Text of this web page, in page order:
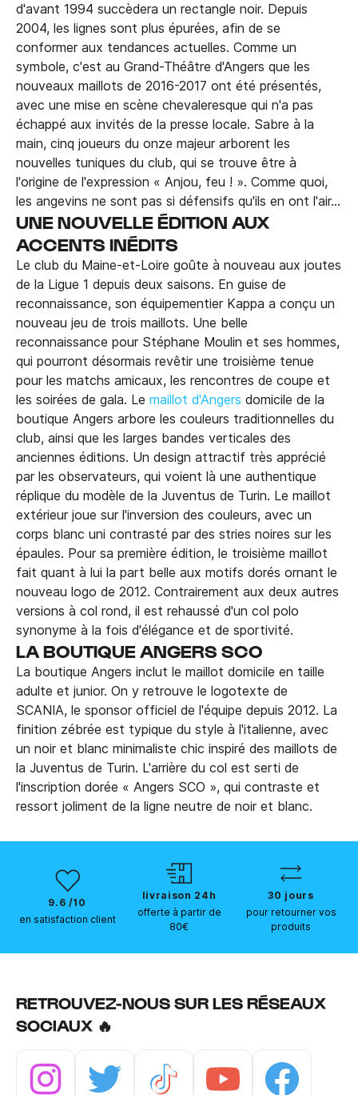
d'avant 1994 succèdera un rectangle noir. Depuis
2004, les lignes sont plus épurées, afin de se
conformer aux tendances actuelles. Comme un
symbole, c'est au Grand-Théâtre d'Angers que les
nouveaux maillots de 2016-2017 ont été présentés,
avec une mise en scène chevaleresque qui n'a pas
échappé aux invités de la presse locale. Sabre à la
main, cinq joueurs du onze majeur arborent les
nouvelles tuniques du club, qui se trouve être à
l'origine de l'expression « Anjou, feu ! ». Comme quoi,
les angevins ne sont pas si défensifs qu'ils en ont l'air…
UNE NOUVELLE ÉDITION AUX
ACCENTS INÉDITS
Le club du Maine-et-Loire goûte à nouveau aux joutes
de la Ligue 1 depuis deux saisons. En guise de
reconnaissance, son équipementier Kappa a conçu un
nouveau jeu de trois maillots. Une belle
reconnaissance pour Stéphane Moulin et ses hommes,
qui pourront désormais revêtir une troisième tenue
pour les matchs amicaux, les rencontres de coupe et
les soirées de gala. Le maillot d'Angers domicile de la
boutique Angers arbore les couleurs traditionnelles du
club, ainsi que les larges bandes verticales des
anciennes éditions. Un design attractif très apprécié
par les observateurs, qui voient là une authentique
réplique du modèle de la Juventus de Turin. Le maillot
extérieur joue sur l'inversion des couleurs, avec un
corps blanc uni contrasté par des stries noires sur les
épaules. Pour sa première édition, le troisième maillot
fait quant à lui la part belle aux motifs dorés ornant le
nouveau logo de 2012. Contrairement aux deux autres
versions à col rond, il est rehaussé d'un col polo
synonyme à la fois d'élégance et de sportivité.
LA BOUTIQUE ANGERS SCO
La boutique Angers inclut le maillot domicile en taille
adulte et junior. On y retrouve le logotexte de
SCANIA, le sponsor officiel de l'équipe depuis 2012. La
finition zébrée est typique du style à l'italienne, avec
un noir et blanc minimaliste chic inspiré des maillots de
la Juventus de Turin. L'arrière du col est serti de
l'inscription dorée « Angers SCO », qui contraste et
ressort joliment de la ligne neutre de noir et blanc.
9.6 /10
en satisfaction client
livraison 24h
offerte à partir de
80€
30 jours
pour retourner vos
produits
RETROUVEZ-NOUS SUR LES RÉSEAUX
SOCIAUX 🔥